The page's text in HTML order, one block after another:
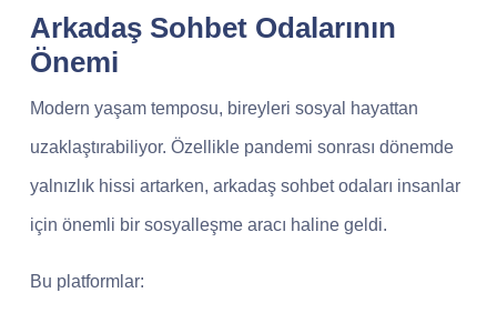
Arkadaş Sohbet Odalarının
Önemi
Modern yaşam temposu, bireyleri sosyal hayattan
uzaklaştırabiliyor. Özellikle pandemi sonrası dönemde
yalnızlık hissi artarken, arkadaş sohbet odaları insanlar
için önemli bir sosyalleşme aracı haline geldi.
Bu platformlar: